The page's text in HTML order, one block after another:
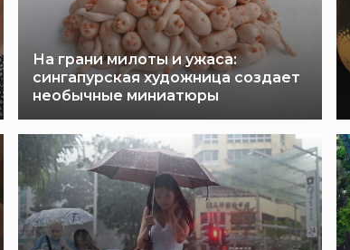
На грани милоты и ужаса:
сингапурская художница создает
необычные миниатюры